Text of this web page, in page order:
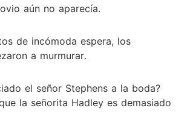
aún no aparecía.
de incómoda espera, los
a murmurar.
el señor Stephens a la boda?
la señorita Hadley es demasiado